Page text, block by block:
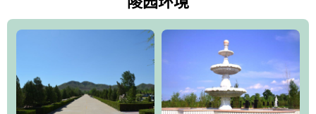
环绕挡住了外界的风吹，流动的生气遇到官厅的水又止住了，正好
符合山环水抱，藏风纳气的要求。中华永久陵园风景庄重典雅、气
势如宏，是华北地区最大的平川式墓园，陵园以皇家建筑风格为载
体吸取现代园林艺术之精华